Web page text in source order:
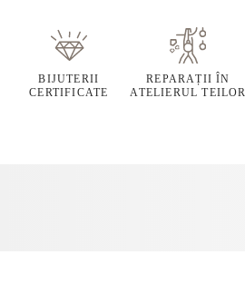
BIJUTERII
CERTIFICATE
REPARAȚII ÎN
ATELIERUL TEILOR